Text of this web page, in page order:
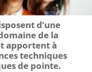
d’une
de la
apportent à
techniques
de pointe.